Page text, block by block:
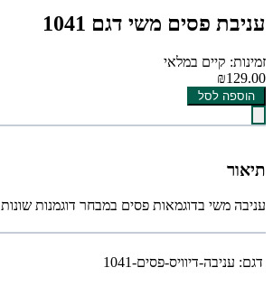
עניבת פסים משי דגם 1041
זמינות: קיים במלאי
₪129.00
הוספה לסל
תיאור
עניבה משי בדוגמאות פסים במבחר דוגמנות שונות
דגם: עניבה-דיוויס-פסים-1041